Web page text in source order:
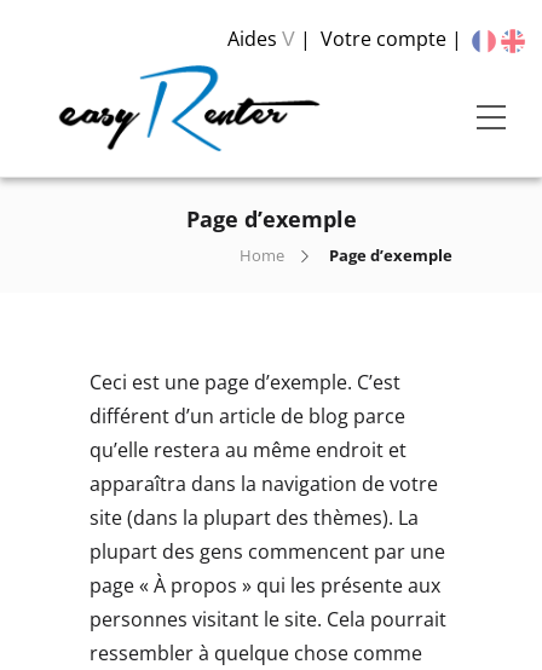
Aides V Votre compte
Page d’exemple
Home Page d’exemple
Ceci est une page d’exemple. C’est
différent d’un article de blog parce
qu’elle restera au même endroit et
apparaîtra dans la navigation de votre
site (dans la plupart des thèmes). La
plupart des gens commencent par une
page « À propos » qui les présente aux
personnes visitant le site. Cela pourrait
ressembler à quelque chose comme